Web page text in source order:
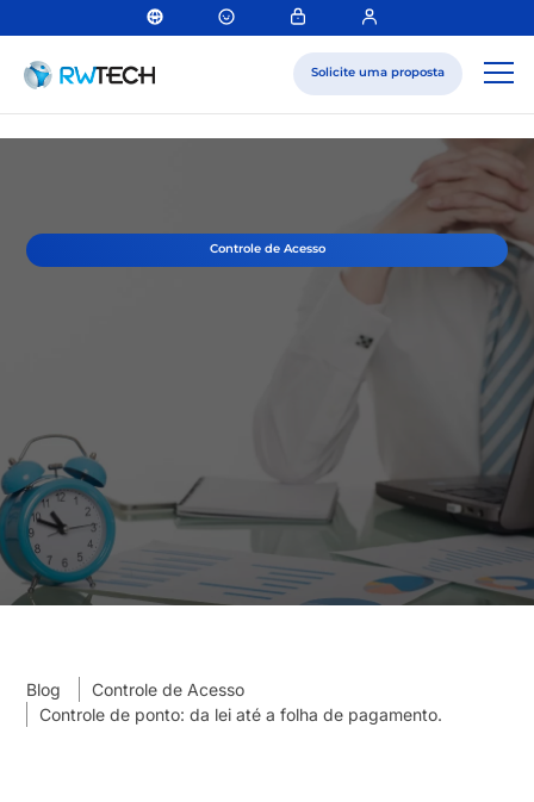
Solicite uma proposta
Controle de Acesso
Blog
Controle de Acesso
Controle de ponto: da lei até a folha de pagamento.